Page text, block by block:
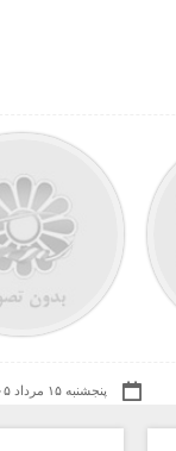
پنجشنبه ۱۵ مرداد ۰۵